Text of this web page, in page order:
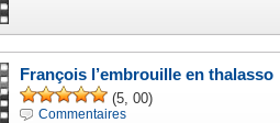
François l’embrouille en thalasso
(5, 00)
Commentaires